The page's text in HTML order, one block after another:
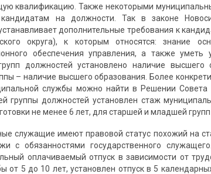
квалификацию. Также некоторыми
на должности. Так в законе
дополнительные требования к
округа), к которым относятся: знание
обеспе­чения управления, а также
должностей установлено наличие высшего
– наличие высшего образования. Более
службы можно найти в Решении Совета
группы должностей установлен стаж
не менее 6 лет, для старшей и младшей
служащие имеют правовой статус похожий на
с обязанностями государственного
оплачиваемый отпуск в зависимости от
от 5 до 10 лет, установлен отпуск в 5